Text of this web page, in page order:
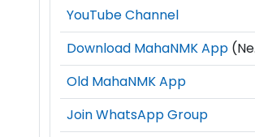
YouTube Channel
Download MahaNMK App (New)
Old MahaNMK App
Join WhatsApp Group